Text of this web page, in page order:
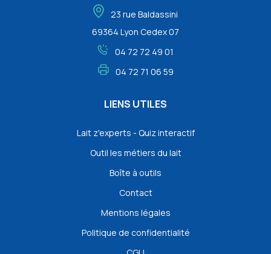
23 rue Baldassini
69364 Lyon Cedex 07
04 72 72 49 01
04 72 71 06 59
LIENS UTILES
Lait z'experts - Quiz interactif
Outil les métiers du lait
Boîte à outils
Contact
Mentions légales
Politique de confidentialité